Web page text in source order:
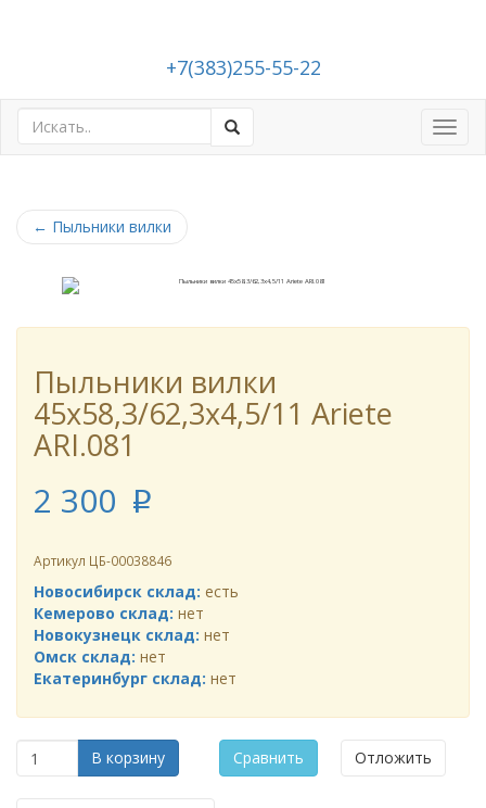
+7(383)255-55-22
← Пыльники вилки
Пыльники вилки
45x58,3/62,3x4,5/11 Ariete
ARI.081
2 300 p
Артикул ЦБ-00038846
Новосибирск склад: есть
Кемерово склад: нет
Новокузнецк склад: нет
Омск склад: нет
Екатеринбург склад: нет
В корзину Сравнить Отложить